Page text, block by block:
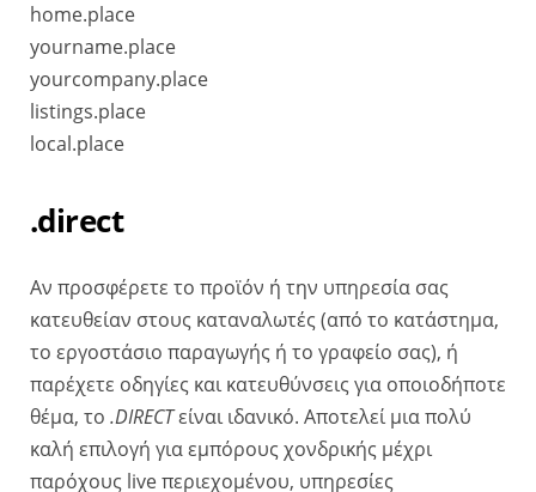
home.place
yourname.place
yourcompany.place
listings.place
local.place
.direct
Αν προσφέρετε το προϊόν ή την υπηρεσία σας
κατευθείαν στους καταναλωτές (από το κατάστημα,
το εργοστάσιο παραγωγής ή το γραφείο σας), ή
παρέχετε οδηγίες και κατευθύνσεις για οποιοδήποτε
θέμα, το .DIRECTείναι ιδανικό. Αποτελεί μια πολύ
καλή επιλογή για εμπόρους χονδρικής μέχρι
παρόχους live περιεχομένου, υπηρεσίες